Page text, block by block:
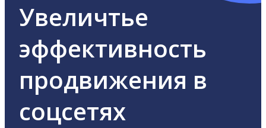
Увеличтье
эффективность
продвижения в
соцсетях